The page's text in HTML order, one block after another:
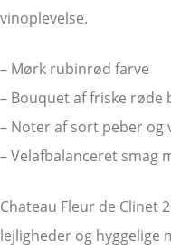
vinoplevelse.
– Mørk rubinrød farve
– Bouquet af friske
– Noter af sort peber og
– Velafbalanceret smag
Chateau Fleur de Clinet
lejligheder og hyggelige